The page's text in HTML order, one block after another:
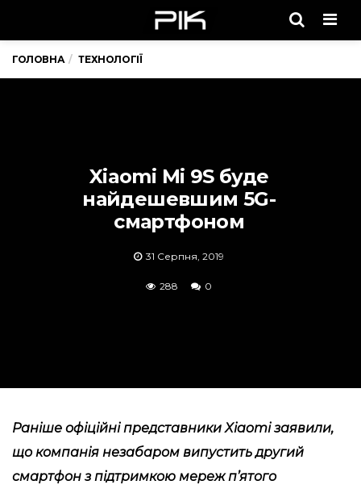
ГОЛОВНА ТЕХНОЛОГІЇ
Xiaomi Mi 9S буде
найдешевшим 5G-
смартфоном
31 Серпня, 2019
288 0
Раніше офіційні представники Xiaomi заявили,
що компанія незабаром випустить другий
смартфон з підтримкою мереж п’ятого